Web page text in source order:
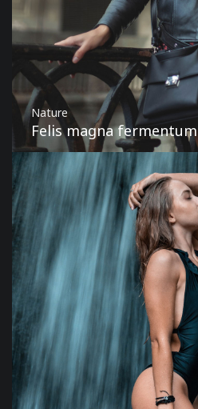
Nature
Felis magna fermentum